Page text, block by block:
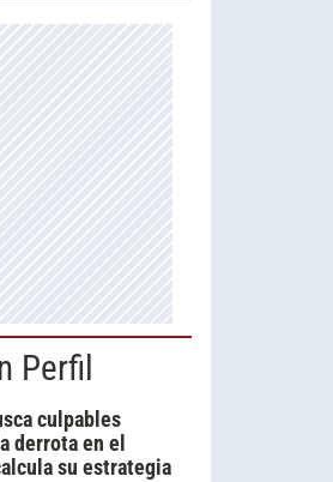
Perfil
culpables
derrota en el
su estrategia